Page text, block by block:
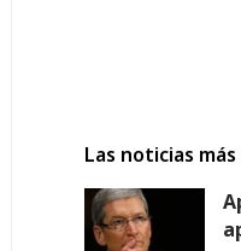
Las noticias